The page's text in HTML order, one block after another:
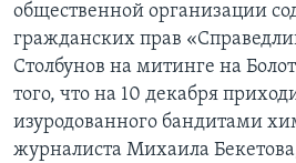
общественной организации
гражданских прав
Столбунов на митинге на
того, что на 10 декабря
изуродованного бандитами
журналиста Михаила